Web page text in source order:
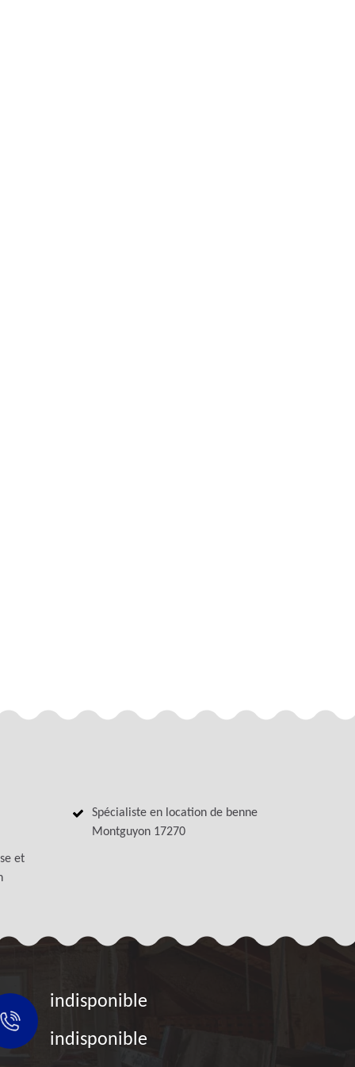
et
Spécialiste en location de benne
Montguyon 17270
indisponible
indisponible